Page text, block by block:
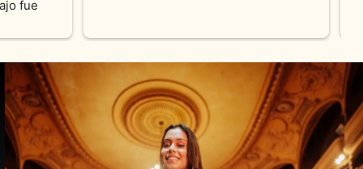
pieza y siempre satisfecha con los
recomendable